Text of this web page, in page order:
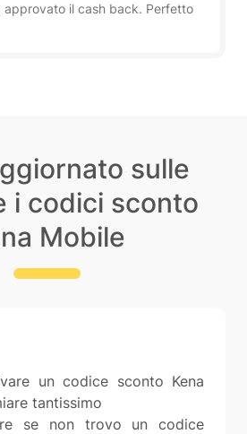
approvato il cash back. Perfetto
sulle
i codici sconto
Mobile
un codice sconto Kena
tantissimo
se non trovo un codice